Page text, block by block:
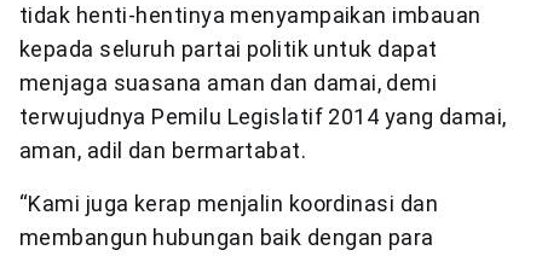
tidak henti-hentinya menyampaikan imbauan
kepada seluruh partai politik untuk dapat
menjaga suasana aman dan damai, demi
terwujudnya Pemilu Legislatif 2014 yang damai,
aman, adil dan bermartabat.
“Kami juga kerap menjalin koordinasi dan
membangun hubungan baik dengan para